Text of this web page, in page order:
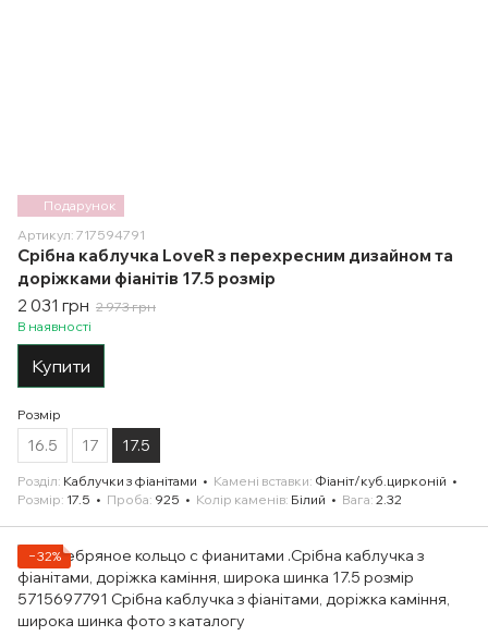
Подарунок
Артикул: 717594791
Срібна каблучка LoveR з перехресним дизайном та
доріжками фіанітів 17.5 розмір
2 031 грн 2 973 грн
В наявності
Купити
Розмір
16.5 17 17.5
Розділ Каблучки з фіанітами Камені вставки Фіаніт/куб.цирконій
Розмір 17.5 Проба 925 Колір каменів Білий Вага 2.32
−32%